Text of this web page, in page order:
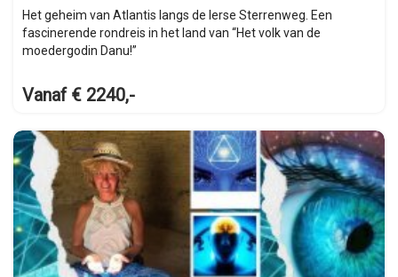
Het geheim van Atlantis langs de Ierse Sterrenweg. Een
fascinerende rondreis in het land van “Het volk van de
moedergodin Danu!”
Vanaf € 2240,-